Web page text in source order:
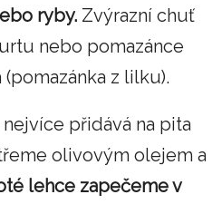
ryby. Zvýrazní chuť
nebo pomazánce
z lilku).
přidává na pita
olivovým olejem a
lehce zapečeme v